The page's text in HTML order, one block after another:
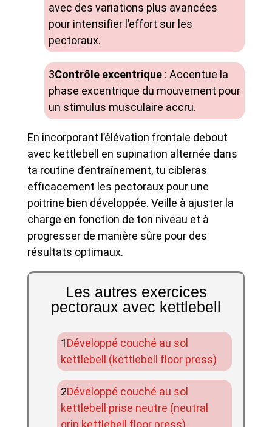
avec des variations plus avancées
pour intensifier l’effort sur les
pectoraux.
Contrôle excentrique: Accentue la
phase excentrique du mouvement pour
un stimulus musculaire accru.
En incorporant l’élévation frontale debout
avec kettlebell en supination alternée dans
ta routine d’entraînement, tu cibleras
efficacement les pectoraux pour une
poitrine bien développée. Veille à ajuster la
charge en fonction de ton niveau et à
progresser de manière sûre pour des
résultats optimaux.
Les autres exercices
pectoraux avec kettlebell
Développé couché au sol
kettlebell (kettlebell floor press)
Développé couché au sol
kettlebell prise neutre (neutral
grip kettlebell floor press)